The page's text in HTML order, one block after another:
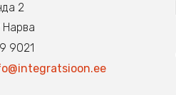
2
9021